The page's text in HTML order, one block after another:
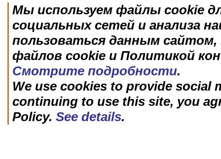
Мы используем файлы cookie
социальных сетей и анализа
пользоваться данным
файлов cookie и Политикой
Смотрите подробности.
We use cookies to provide social
continuing to use this site, you
Policy. See details.